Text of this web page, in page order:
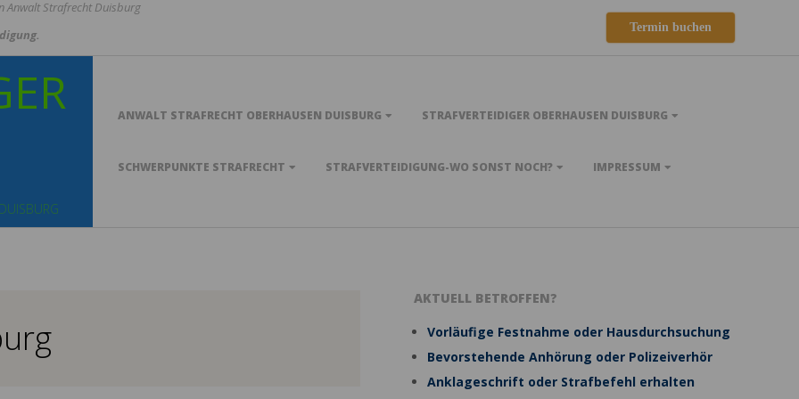
Anwalt Strafrecht Duisburg
Termin buchen
ANWALT STRAFRECHT OBERHAUSEN DUISBURG STRAFVERTEIDIGER OBERHAUSEN DUISBURG
SCHWERPUNKTE STRAFRECHT STRAFVERTEIDIGUNG-WO SONST NOCH? IMPRESSUM
AKTUELL BETROFFEN?
Vorläufige Festnahme oder Hausdurchsuchung
Bevorstehende Anhörung oder Polizeiverhör
Anklageschrift oder Strafbefehl erhalten